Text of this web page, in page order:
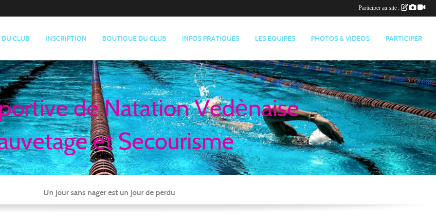
DU CLUB INSCRIPTION BOUTIQUE DU CLUB INFOS PRATIQUES LES EQUIPES PHOTOS & VIDÉOS PARTICIPER
de Natation Vedènaise
et Secourisme
Un jour sans nager est un jour de perdu
Participer au site :